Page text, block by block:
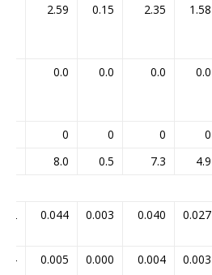
1.58
2.35
0.15
2.59
0.0
0.0
0.0
0.0
0
0
0
0
4.9
7.3
0.5
8.0
0.027
0.040
0.003
0.044
0.003
0.004
0.000
0.005